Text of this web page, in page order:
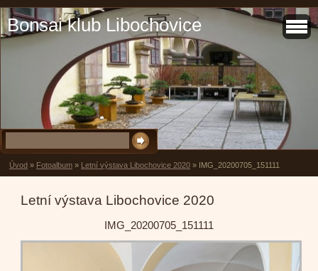
Bonsai klub Libochovice
Úvod » Fotoalbum » Letní výstava Libochovice 2020 » IMG_20200705_151111
Letní výstava Libochovice 2020
IMG_20200705_151111